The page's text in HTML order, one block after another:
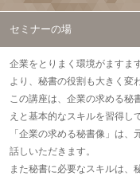
セミナーの場
企業をとりまく環境がますま
より、秘書の役割も大きく変
この講座は、企業の求める秘
えと基本的なスキルを習得し
「企業の求める秘書像」は
話しいただきます。
また秘書に必要なスキルは、